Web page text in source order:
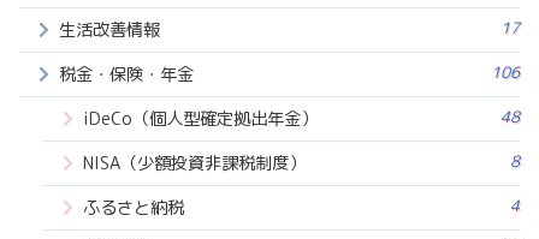
生活改善情報 17
税金・保険・年金 106
iDeCo（個人型確定拠出年金） 48
NISA（少額投資非課税制度） 8
ふるさと納税 4